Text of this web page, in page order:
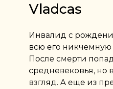
Vladcas
Инвалид с
всю его никчемную
После смерти
средневековья, но
взгляд. А еще из